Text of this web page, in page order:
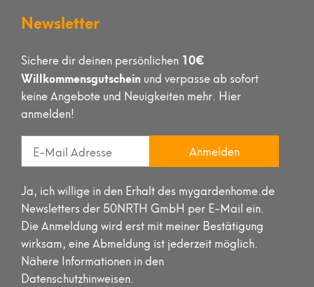
Newsletter
Sichere dir deinen persönlichen 10€
Willkommensgutschein und verpasse ab sofort
keine Angebote und Neuigkeiten mehr. Hier
anmelden!
Anmelden
Ja, ich willige in den Erhalt des mygardenhome.de
Newsletters der 50NRTH GmbH per E-Mail ein.
Die Anmeldung wird erst mit meiner Bestätigung
wirksam, eine Abmeldung ist jederzeit möglich.
Nähere Informationen in den
Datenschutzhinweisen.